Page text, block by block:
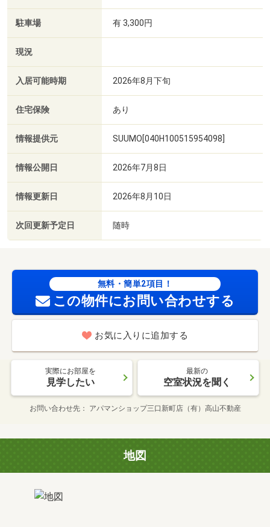
駐車場 有 3,300円
現況
入居可能時期 2026年8月下旬
住宅保険 あり
情報提供元 SUUMO[040H100515954098]
情報公開日 2026年7月8日
情報更新日 2026年8月10日
次回更新予定日 随時
無料・簡単2項目！
この物件にお問い合わせする
お気に入りに追加する
実際にお部屋を
見学したい
最新の
空室状況を聞く
お問い合わせ先 アパマンショップ三口新町店（有）高山不動産
地図